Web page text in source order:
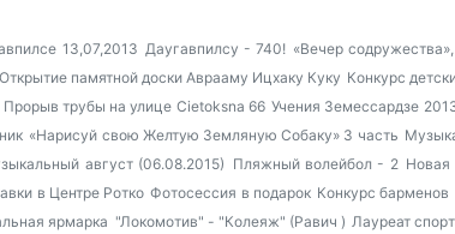
13,07,2013 Даугавпилсу - 740! «Вечер
Открытие памятной доски Аврааму Ицхаку Куку Конкурс
Прорыв трубы на улице Cietoksna 66 Учения Земессардзе
«Нарисуй свою Желтую Земляную Собаку» 3 часть
август (06.08.2015) Пляжный волейбол - 2 Новая
в Центре Ротко Фотосессия в подарок Конкурс барменов
ярмарка "Локомотив" - "Колеяж" (Равич ) Лауреат